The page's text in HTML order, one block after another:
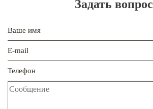
Задать вопрос